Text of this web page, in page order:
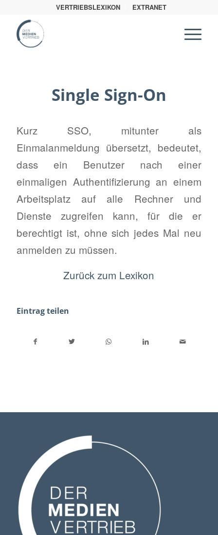
VERTRIEBSLEXIKON EXTRANET
Single Sign-On
Kurz SSO, mitunter als
Einmalanmeldung übersetzt, bedeutet,
dass ein Benutzer nach einer
einmaligen Authentifizierung an einem
Arbeitsplatz auf alle Rechner und
Dienste zugreifen kann, für die er
berechtigt ist, ohne sich jedes Mal neu
anmelden zu müssen.
Zurück zum Lexikon
Eintrag teilen